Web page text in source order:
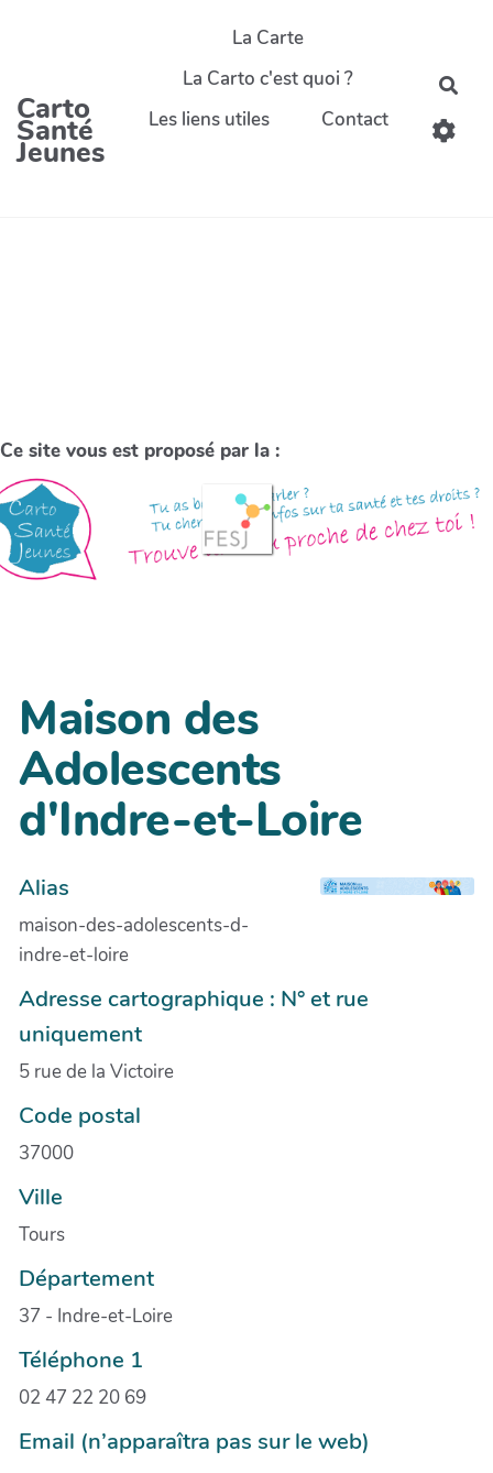
Carto
Santé
Jeunes
La Carte
La Carto c'est quoi ?
Les liens utiles
Contact
Ce site vous est proposé par la :
Maison des
Adolescents
d'Indre-et-Loire
Alias
maison-des-adolescents-d-
indre-et-loire
Adresse cartographique : N° et rue
uniquement
5 rue de la Victoire
Code postal
37000
Ville
Tours
Département
37 - Indre-et-Loire
Téléphone 1
02 47 22 20 69
Email (n’apparaîtra pas sur le web)